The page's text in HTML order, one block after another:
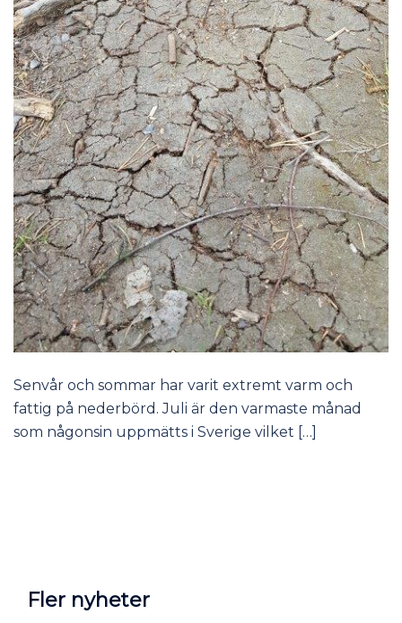
Senvår och sommar har varit extremt varm och
fattig på nederbörd. Juli är den varmaste månad
som någonsin uppmätts i Sverige vilket […]
Fler nyheter